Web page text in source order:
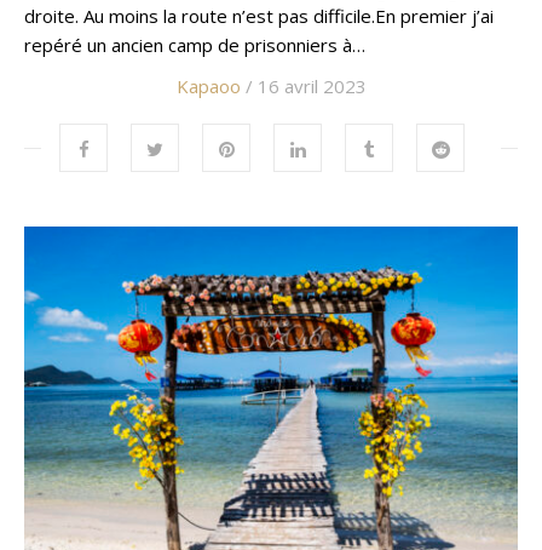
droite. Au moins la route n’est pas difficile.En premier j’ai
repéré un ancien camp de prisonniers à…
Kapaoo / 16 avril 2023